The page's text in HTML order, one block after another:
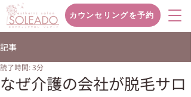
カウンセリングを予約
記事
なぜ介護の会社が脱毛サロ
読了時間: 3分